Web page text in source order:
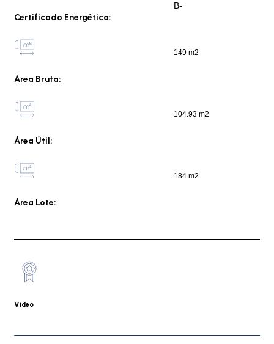
Certificado Energético:
B-
Área Bruta:
149 m2
Área Útil:
104.93 m2
Área Lote:
184 m2
Vídeo